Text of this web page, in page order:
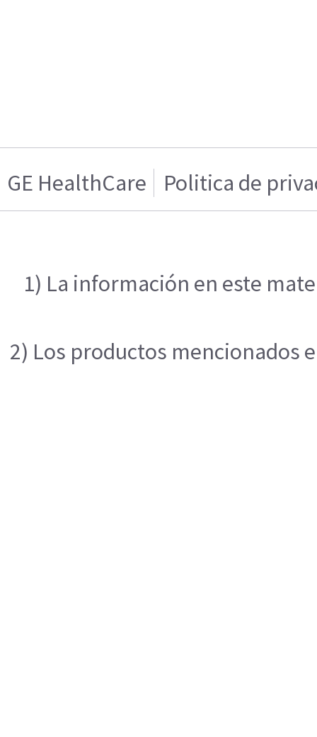
GE HealthCare Politica de
1) La información en este
2) Los productos mencionados